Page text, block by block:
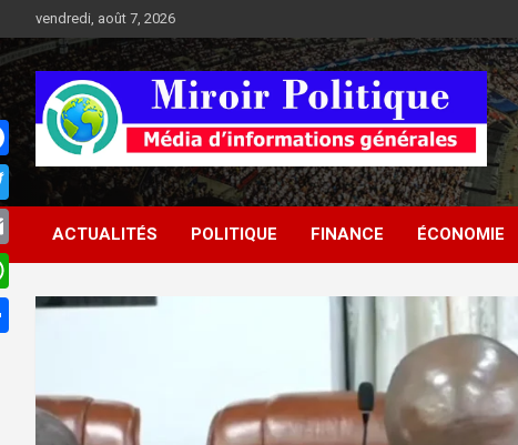
au
contenu
vendredi, août 7, 2026
Médias d'informations
socio-politiques
Médias d'informations socio-politiques
ACTUALITÉS POLITIQUE FINANCE ÉCONOMIE